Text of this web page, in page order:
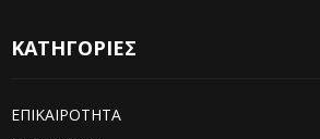
ΚΑΤΗΓΟΡΙΕΣ
ΕΠΙΚΑΙΡΟΤΗΤΑ